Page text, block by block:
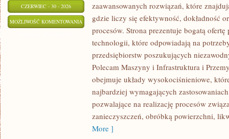
CZERWIEC - 30 - 2026
MOŻLIWOŚĆ KOMENTOWANIA HISTORIA
PRZEMYSŁU
zaawansowanych rozwiązań, które
gdzie liczy się efektywność, dokładność
procesów. Strona prezentuje bogatą ofertę
technologii, które odpowiadają na
przedsiębiorstw poszukujących
Polecam Maszyny i Infrastruktura i
obejmuje układy wysokociśnieniowe,
najbardziej wymagających
pozwalające na realizację procesów
zanieczyszczeń, obróbką powierzchni,
More ]